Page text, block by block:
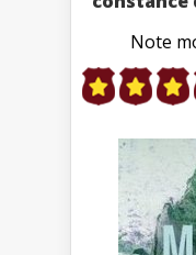
Note